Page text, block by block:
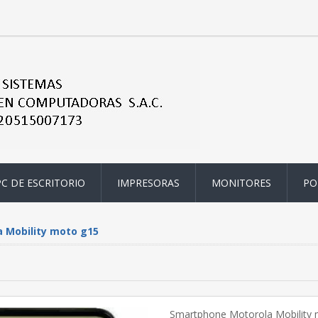
DE ESCRITORIO IMPRESORAS MONITORES
Mobility moto g15
Smartphone Motorola Mobility